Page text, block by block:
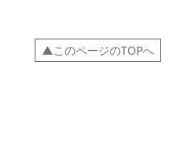
▲このページのTOPへ